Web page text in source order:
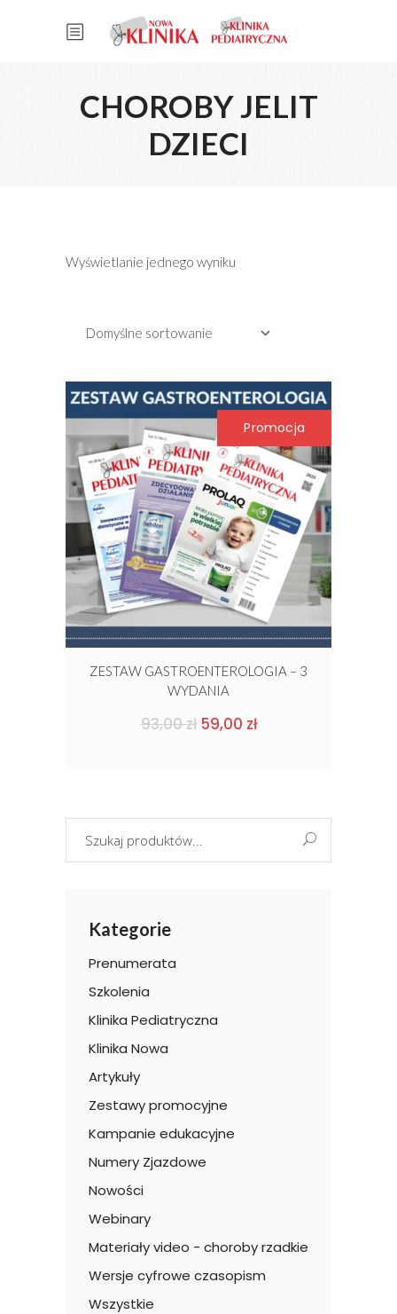
CHOROBY JELIT
DZIECI
Wyświetlanie jednego wyniku
Domyślne sortowanie
Promocja
ZESTAW GASTROENTEROLOGIA – 3
WYDANIA
93,00zł Pierwotna
cena
59,00 złAktualna
Kategorie
Prenumerata
Szkolenia
Klinika Pediatryczna
Klinika Nowa
Artykuły
Zestawy promocyjne
Kampanie edukacyjne
Numery Zjazdowe
Nowości
Webinary
Materiały video - choroby rzadkie
Wersje cyfrowe czasopism
Wszystkie